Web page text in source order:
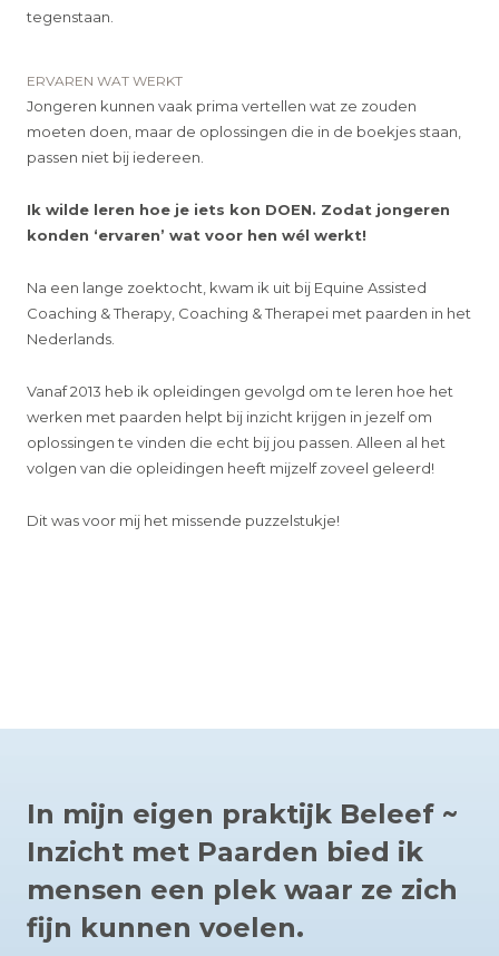
tegenstaan.
ERVAREN WAT WERKT
Jongeren kunnen vaak prima vertellen wat ze zouden
moeten doen, maar de oplossingen die in de boekjes staan,
passen niet bij iedereen.
Ik wilde leren hoe je iets kon DOEN. Zodat jongeren
konden ‘ervaren’ wat voor hen wél werkt!
Na een lange zoektocht, kwam ik uit bij Equine Assisted
Coaching & Therapy, Coaching & Therapei met paarden in het
Nederlands.
Vanaf 2013 heb ik opleidingen gevolgd om te leren hoe het
werken met paarden helpt bij inzicht krijgen in jezelf om
oplossingen te vinden die echt bij jou passen. Alleen al het
volgen van die opleidingen heeft mijzelf zoveel geleerd!
Dit was voor mij het missende puzzelstukje!
In mijn eigen praktijk Beleef ~
Inzicht met Paarden bied ik
mensen een plek waar ze zich
fijn kunnen voelen.